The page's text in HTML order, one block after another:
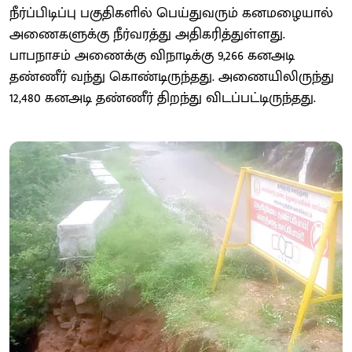
நீர்ப்பிடிப்பு பகுதிகளில் பெய்துவரும் கனமழையால்
அணைகளுக்கு நீர்வரத்து அதிகரித்துள்ளது.
பாபநாசம் அணைக்கு விநாடிக்கு 9,266 கனஅடி
தண்ணீர் வந்து கொண்டிருந்தது. அணையிலிருந்து
12,480 கனஅடி தண்ணீர் திறந்து விடப்பட்டிருந்தது.